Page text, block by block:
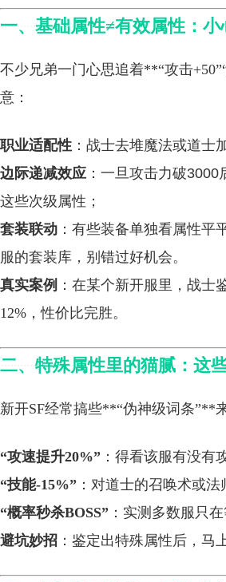
一、基础属性≠有效属性：
不少兄弟一门心思追着**“攻击
意：
职业适配性 ：战士去堆魔法或道
边际递减效应 ：一旦攻击力破
这些次级属性；
套装联动 ：有些装备单独看属性
服的套装库，别错过好机会。
真实案例 ：在某个新开服里，战士
12%，性价比完胜。
二、特殊属性里的猫腻：这
新开SF经常搞些**“伪神级词条”**
“攻速提升20%” ：得看该服有没有
“技能-15%” ：对道士的召唤术或
“概率秒杀BOSS” ：实测多数服只
避坑妙招 ：鉴定出特殊属性后，马